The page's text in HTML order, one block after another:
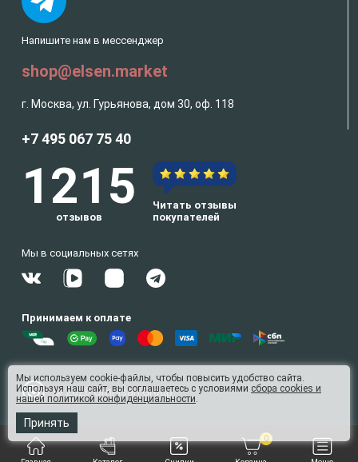
0
Напишите нам в мессенджер
shop@elsen.market
г. Москва, ул. Гурьянова, дом 30, оф. 118
+7 495 067 75 40
1215
отзывов
Читать отзывы
покупателей
Мы в социальных сетях
Принимаем к оплате
© 2026 Omnisan Group
Мы используем cookie-файлы, чтобы повысить удобство сайта.
Используя наш сайт, вы соглашаетесь с условиями сбора cookies и
нашей политикой конфиденциальности.
Принять